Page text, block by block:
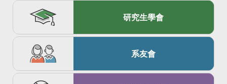
研究生學會
系友會